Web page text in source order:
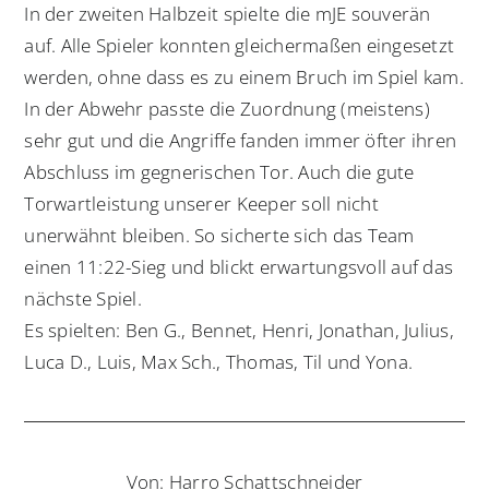
In der zweiten Halbzeit spielte die mJE souverän
auf. Alle Spieler konnten gleichermaßen eingesetzt
werden, ohne dass es zu einem Bruch im Spiel kam.
In der Abwehr passte die Zuordnung (meistens)
sehr gut und die Angriffe fanden immer öfter ihren
Abschluss im gegnerischen Tor. Auch die gute
Torwartleistung unserer Keeper soll nicht
unerwähnt bleiben. So sicherte sich das Team
einen 11:22-Sieg und blickt erwartungsvoll auf das
nächste Spiel.
Es spielten: Ben G., Bennet, Henri, Jonathan, Julius,
Luca D., Luis, Max Sch., Thomas, Til und Yona.
Von: Harro Schattschneider